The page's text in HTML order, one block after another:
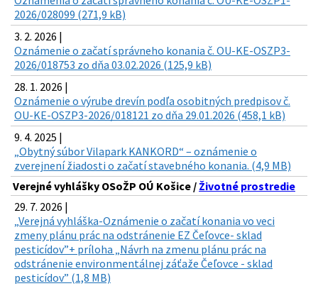
2026/028099 (271,9 kB)
3. 2. 2026 |
Oznámenie o začatí správneho konania č. OU-KE-OSZP3-
2026/018753 zo dňa 03.02.2026 (125,9 kB)
28. 1. 2026 |
Oznámenie o výrube drevín podľa osobitných predpisov č.
OU-KE-OSZP3-2026/018121 zo dňa 29.01.2026 (458,1 kB)
9. 4. 2025 |
„Obytný súbor Vilapark KANKORD“ – oznámenie o
zverejnení žiadosti o začatí stavebného konania. (4,9 MB)
Verejné vyhlášky OSoŽP OÚ Košice / Životné prostredie
29. 7. 2026 |
„Verejná vyhláška-Oznámenie o začatí konania vo veci
zmeny plánu prác na odstránenie EZ Čeľovce- sklad
pesticídov”+ príloha „Návrh na zmenu plánu prác na
odstránenie environmentálnej záťaže Čeľovce - sklad
pesticídov” (1,8 MB)